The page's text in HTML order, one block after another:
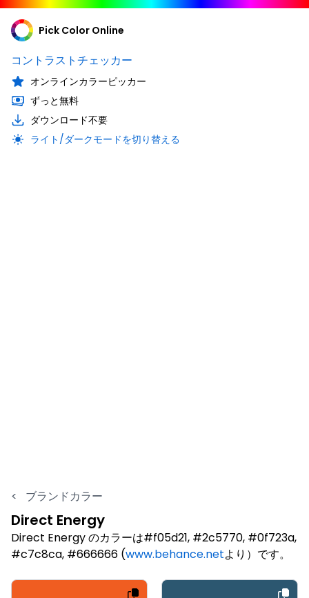
Pick Color Online
コントラストチェッカー
オンラインカラーピッカー
ずっと無料
ダウンロード不要
ライト/ダークモードを切り替える
< ブランドカラー
Direct Energy
Direct Energy のカラーは#f05d21, #2c5770, #0f723a,
#c7c8ca, #666666 (www.behance.netより）です。